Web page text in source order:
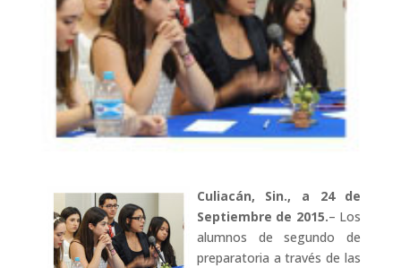
Culiacán, Sin., a 24 de
Septiembre de 2015.– Los
alumnos de segundo de
preparatoria a través de las